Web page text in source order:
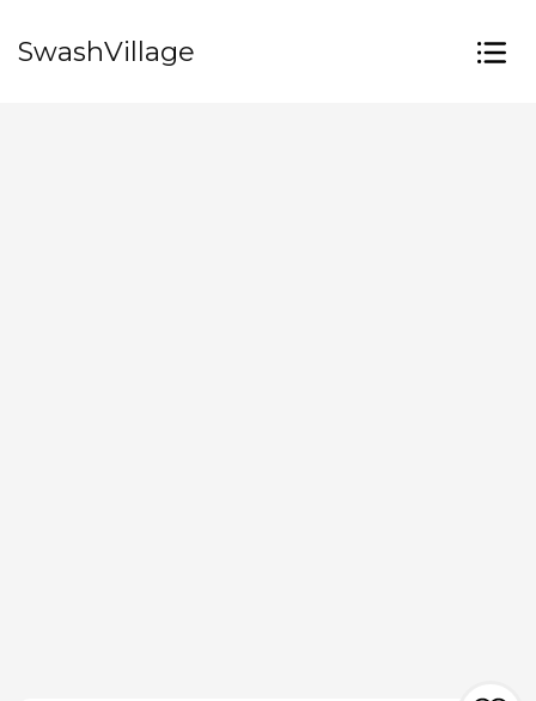
SwashVillage